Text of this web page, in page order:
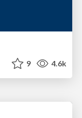
9 4.6k